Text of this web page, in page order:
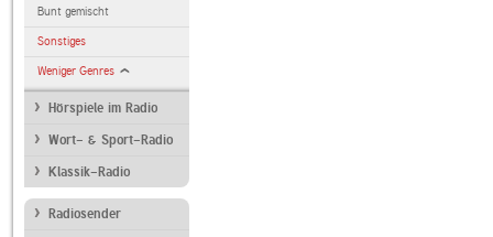
Bunt gemischt
Sonstiges
Weniger Genres
Hörspiele im Radio
Wort- & Sport-Radio
Klassik-Radio
Radiosender